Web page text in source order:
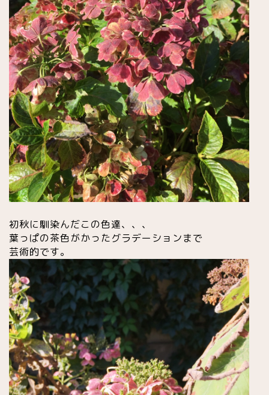
初秋に馴染んだこの色達、、、
葉っぱの茶色がかったグラデーションまで
芸術的です。